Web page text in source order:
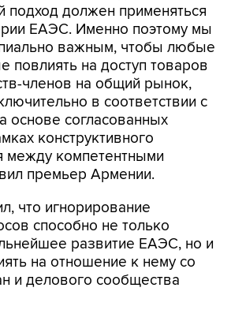
важным, чтобы любые
повлиять на доступ товаров
членов на общий рынок,
в соответствии с
основе согласованных
конструктивного
между компетентными
премьер Армении.
что игнорирование
развитие ЕАЭС, но и
на отношение к нему со
и делового сообщества
подобные проблемы